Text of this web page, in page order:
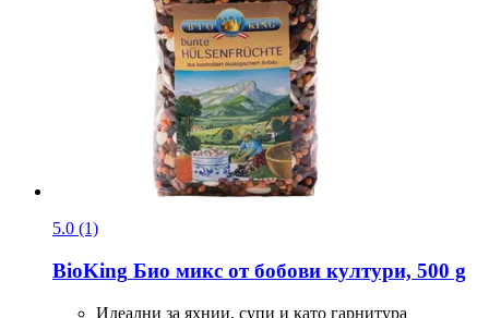
5.0 (1)
BioKing Био микс от бобови култури, 500 g
Идеални за яхнии, супи и като гарнитура